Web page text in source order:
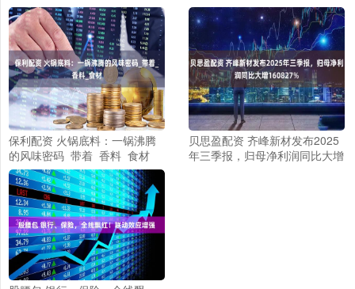
保利配资 火锅底料：一锅沸腾
的风味密码_带着_香料_食材
贝思盈配资 齐峰新材发布2025
年三季报，归母净利润同比大增